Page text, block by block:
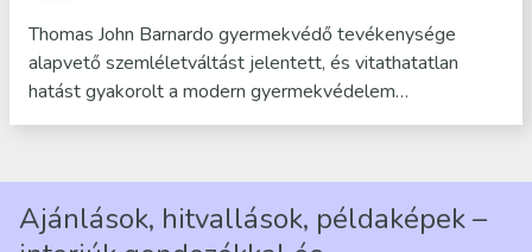
Thomas John Barnardo gyermekvédő tevékenysége
alapvető szemléletváltást jelentett, és vitathatatlan
hatást gyakorolt a modern gyermekvédelem…
Ajánlások, hitvallások, példaképek –